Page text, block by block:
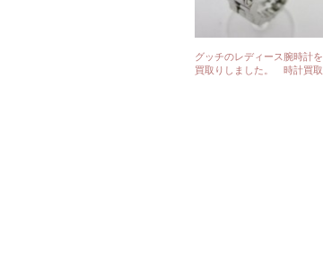
グッチのレディース腕時計を
買取りしました。 時計買取